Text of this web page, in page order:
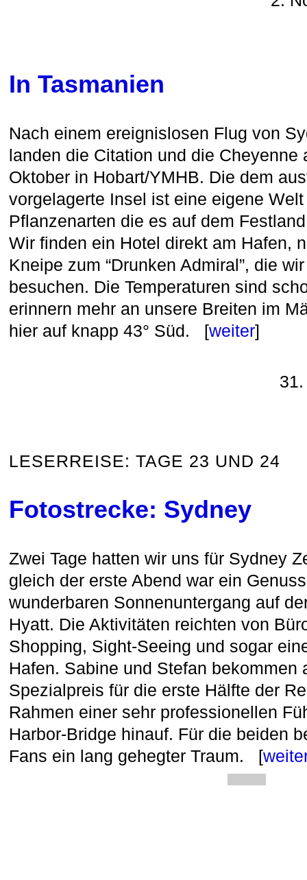
In Tasmanien
Nach einem ereignislosen Flug von
landen die Citation und die Cheyenne
Oktober in Hobart/YMHB. Die dem
vorgelagerte Insel ist eine eigene
Pflanzenarten die es auf dem
Wir finden ein Hotel direkt am Hafen,
Kneipe zum “Drunken Admiral”, die
besuchen. Die Temperaturen sind
erinnern mehr an unsere Breiten im
hier auf knapp 43° Süd. [weiter]
LESERREISE: TAGE 23 UND 24
Fotostrecke: Sydney
Zwei Tage hatten wir uns für Sydney
gleich der erste Abend war ein
wunderbaren Sonnenuntergang auf
Hyatt. Die Aktivitäten reichten von
Shopping, Sight-Seeing und sogar
Hafen. Sabine und Stefan bekommen
Spezialpreis für die erste Hälfte der
Rahmen einer sehr professionellen
Harbor-Bridge hinauf. Für die beiden
Fans ein lang gehegter Traum. [